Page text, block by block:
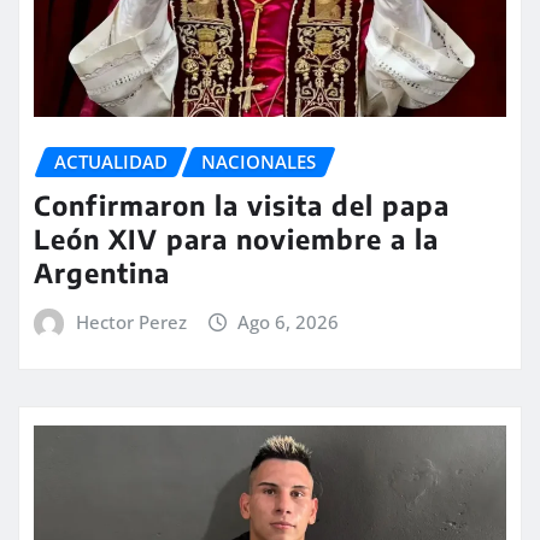
ACTUALIDAD NACIONALES
Confirmaron la visita del papa
León XIV para noviembre a la
Argentina
Hector Perez Ago 6, 2026